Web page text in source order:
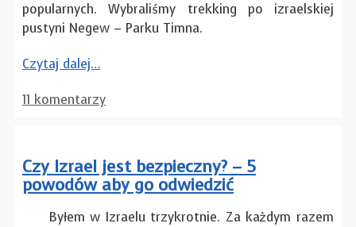
popularnych. Wybraliśmy trekking po izraelskiej
pustyni Negew – Parku Timna.
Czytaj dalej…
11 komentarzy
Czy Izrael jest bezpieczny? – 5
powodów aby go odwiedzić
Byłem w Izraelu trzykrotnie. Za każdym razem